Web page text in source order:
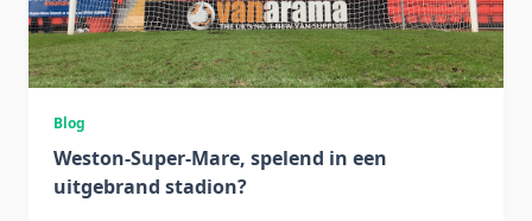
Blog
Weston-Super-Mare, spelend in een
uitgebrand stadion?